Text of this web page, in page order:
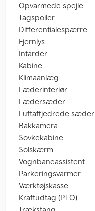
- Opvarmede spejle
- Tagspoiler
- Differentialespærre
- Fjernlys
- Intarder
- Kabine
- Klimaanlæg
- Læderinteriør
- Lædersæder
- Luftaffjedrede sæder
- Bakkamera
- Sovkekabine
- Solskærm
- Vognbaneassistent
- Parkeringsvarmer
- Værktøjskasse
- Kraftudtag (PTO)